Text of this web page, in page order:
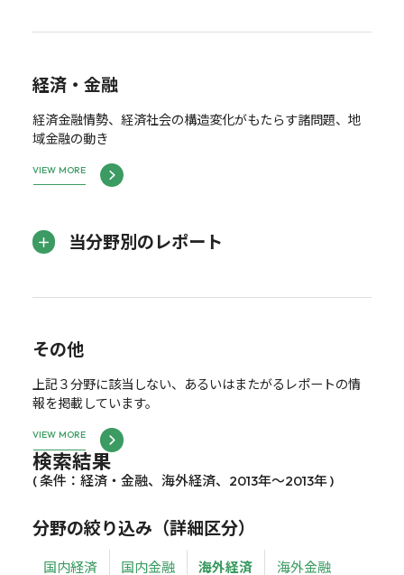
経済・金融
経済金融情勢、経済社会の構造変化がもたらす諸問題、地
域金融の動き
VIEW MORE
当分野別のレポート
その他
上記３分野に該当しない、あるいはまたがるレポートの情
報を掲載しています。
VIEW MORE
検索結果
( 条件：経済・金融、海外経済、2013年～2013年 )
分野の絞り込み（詳細区分）
国内経済 国内金融 海外経済 海外金融